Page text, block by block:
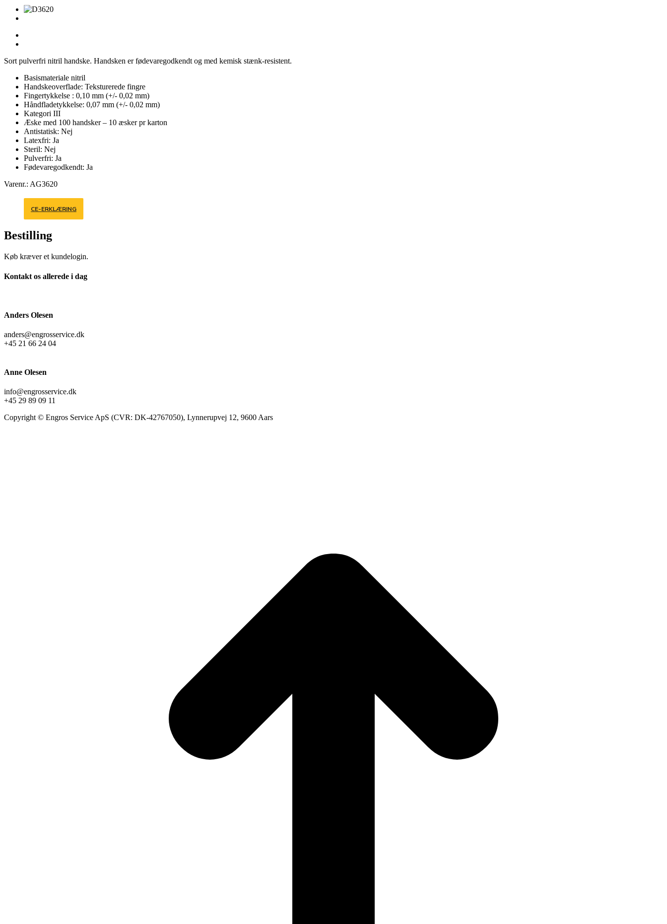
Sort pulverfri nitril handske. Handsken er fødevaregodkendt og med kemisk stænk-resistent.
Basismateriale nitril
Handskeoverflade: Teksturerede fingre
Fingertykkelse : 0,10 mm (+/- 0,02 mm)
Håndfladetykkelse: 0,07 mm (+/- 0,02 mm)
Kategori III
Æske med 100 handsker – 10 æsker pr karton
Antistatisk: Nej
Latexfri: Ja
Steril: Nej
Pulverfri: Ja
Fødevaregodkendt: Ja
Varenr.: AG3620
CE-ERKLÆRING
Bestilling
Køb kræver et kundelogin.
Kontakt os allerede i dag
Anders Olesen
anders@engrosservice.dk
+45 21 66 24 04
Anne Olesen
info@engrosservice.dk
+45 29 89 09 11
Copyright © Engros Service ApS (CVR: DK-42767050), Lynnerupvej 12, 9600 Aars